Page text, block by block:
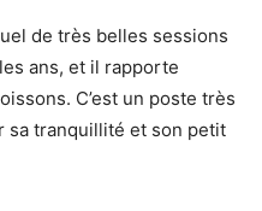
de très belles sessions
ans, et il rapporte
C’est un poste très
sa tranquillité et son petit